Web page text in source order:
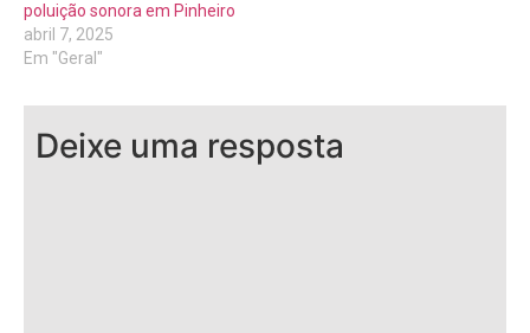
poluição sonora em Pinheiro
abril 7, 2025
Em "Geral"
Deixe uma resposta